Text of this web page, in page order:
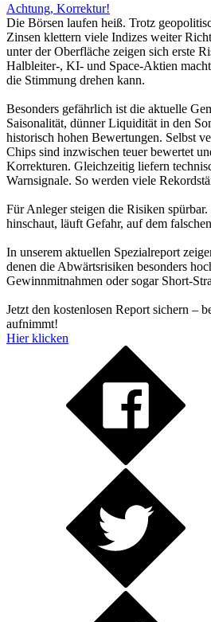
Achtung, Korrektur!
Die Börsen laufen heiß. Trotz
Zinsen klettern viele Indizes weiter
unter der Oberfläche zeigen sich erste
Halbleiter-, KI- und Space-Aktien
die Stimmung drehen kann.
Besonders gefährlich ist die aktuelle
Saisonalität, dünner Liquidität in den
historisch hohen Bewertungen. Selbst
Chips sind inzwischen teuer bewertet
Korrekturen. Gleichzeitig liefern
Warnsignale. So werden viele
Für Anleger steigen die Risiken
hinschaut, läuft Gefahr, auf dem
In unserem aktuellen Spezialreport
denen die Abwärtsrisiken besonders
Gewinnmitnahmen oder sogar Short-
Jetzt den kostenlosen Report sichern –
aufnimmt!
Hier klicken